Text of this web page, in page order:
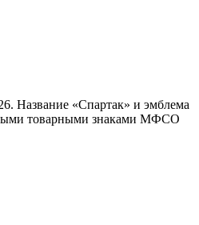
Название «Спартак» и эмблема
товарными знаками МФСО